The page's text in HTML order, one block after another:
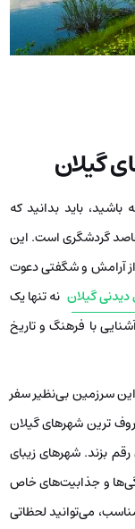
گیلان
باید بدانید که
گردشگری است. این
از آرامش و شگفتی دعوت
گیلان نه تنها یک
با فرهنگ و تاریخ
سرزمین بی‌نظیر سفر
ترین شهرهای گیلان
بزند. شهرهای زیبای
و جذابیت‌های خاص
می‌توانید لحظاتی